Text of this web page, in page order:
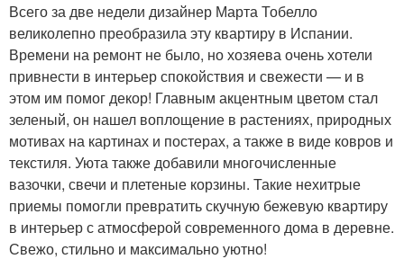
Всего за две недели дизайнер Марта Тобелло
великолепно преобразила эту квартиру в Испании.
Времени на ремонт не было, но хозяева очень хотели
привнести в интерьер спокойствия и свежести — и в
этом им помог декор! Главным акцентным цветом стал
зеленый, он нашел воплощение в растениях, природных
мотивах на картинах и постерах, а также в виде ковров и
текстиля. Уюта также добавили многочисленные
вазочки, свечи и плетеные корзины. Такие нехитрые
приемы помогли превратить скучную бежевую квартиру
в интерьер с атмосферой современного дома в деревне.
Свежо, стильно и максимально уютно!